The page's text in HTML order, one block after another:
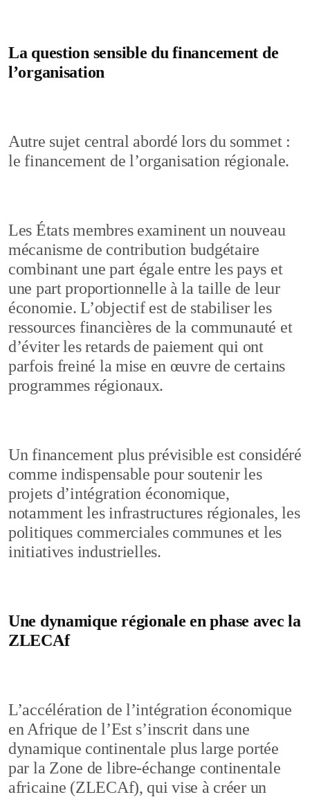
La question sensible du financement de
l’organisation
Autre sujet central abordé lors du sommet :
le financement de l’organisation régionale.
Les États membres examinent un nouveau
mécanisme de contribution budgétaire
combinant une part égale entre les pays et
une part proportionnelle à la taille de leur
économie. L’objectif est de stabiliser les
ressources financières de la communauté et
d’éviter les retards de paiement qui ont
parfois freiné la mise en œuvre de certains
programmes régionaux.
Un financement plus prévisible est considéré
comme indispensable pour soutenir les
projets d’intégration économique,
notamment les infrastructures régionales, les
politiques commerciales communes et les
initiatives industrielles.
Une dynamique régionale en phase avec la
ZLECAf
L’accélération de l’intégration économique
en Afrique de l’Est s’inscrit dans une
dynamique continentale plus large portée
par la Zone de libre-échange continentale
africaine (ZLECAf), qui vise à créer un